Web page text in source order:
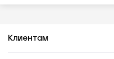
Клиентам